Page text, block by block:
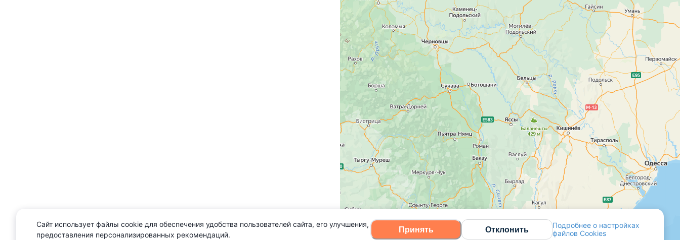
Сайт использует файлы cookie для обеспечения удобства пользователей сайта, его улучшения,
предоставления персонализированных рекомендаций.
Принять Отклонить
Подробнее о настройках
файлов Cookies